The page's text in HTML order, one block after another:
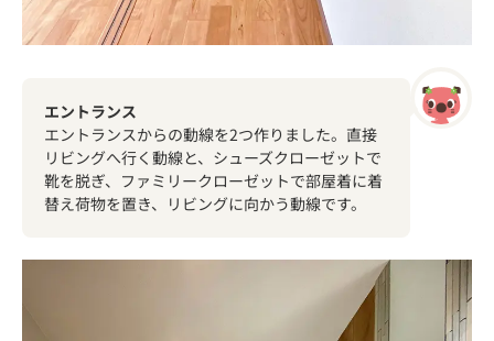
エントランス
エントランスからの動線を2つ作りました。直接
リビングへ行く動線と、シューズクローゼットで
靴を脱ぎ、ファミリークローゼットで部屋着に着
替え荷物を置き、リビングに向かう動線です。